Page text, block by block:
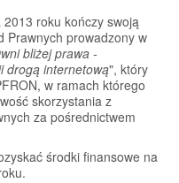
roku kończy swoją
Prawnych prowadzony w
bliżej prawa -
drogą internetową", który
w ramach którego
skorzystania z
za pośrednictwem
środki finansowe na